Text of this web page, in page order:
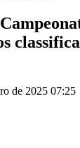
de 2025 07:25